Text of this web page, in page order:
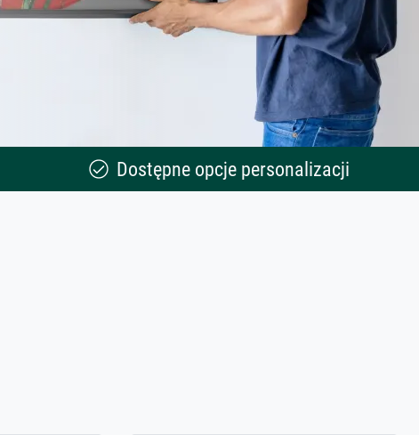
Dostępne opcje personalizacji